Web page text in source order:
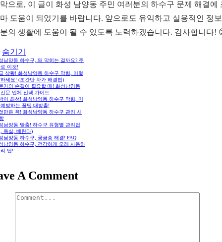
으로, 이 글이 화성 남양동 주민 여러분의 하수구 문제 해결에
도움이 되었기를 바랍니다. 앞으로도 유익하고 실용적인 정
의 생활에 도움이 될 수 있도록 노력하겠습니다. 감사합니다!
숨기기
남양동 하수구, 왜 막히는 걸까요? 주
이것!
상황! 화성남양동 하수구 막힘, 이렇
세요! (초간단 자가 해결법)
가의 손길이 필요할 때! 화성남양동
문 업체 선택 가이드
이 최선! 화성남양동 하수구 막힘, 미
방하는 꿀팁 대방출!
만은 꼭! 화성남양동 하수구 관리 시
남양동 맞춤! 하수구 유형별 관리법
욕실, 베란다)
남양동 하수구, 궁금증 해결! FAQ
남양동 하수구, 건강하게 오래 사용하
팁!
A Comment